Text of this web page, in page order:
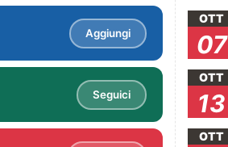
Aggiungi
Seguici
OTT
07
OTT
13
OTT